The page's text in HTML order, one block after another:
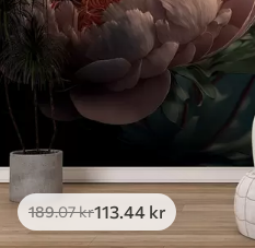
189.07kr113 .44 kr